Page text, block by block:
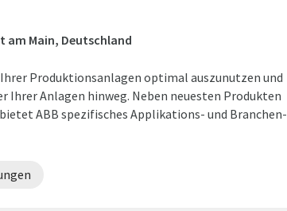
Main, Deutschland
Produktionsanlagen optimal auszunutzen und
Ihrer Anlagen hinweg. Neben neuesten Produkten
ABB spezifisches Applikations- und Branchen-